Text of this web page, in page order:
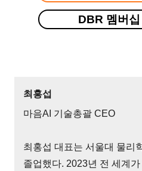
DBR 멤버십
최홍섭
마음AI 기술총괄 CEO
최홍섭 대표는 서울대 물리
졸업했다. 2023년 전 세계